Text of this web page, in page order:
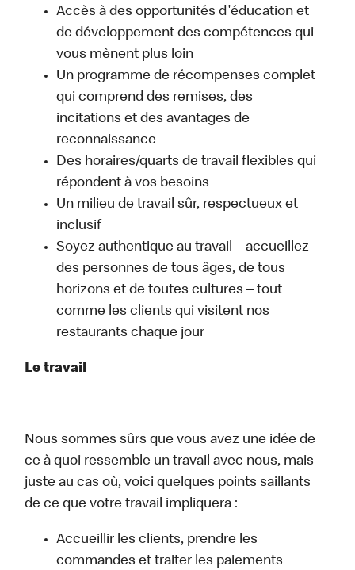
Accès à des opportunités d'éducation et
de développement des compétences qui
vous mènent plus loin
Un programme de récompenses complet
qui comprend des remises, des
incitations et des avantages de
reconnaissance
Des horaires/quarts de travail flexibles qui
répondent à vos besoins
Un milieu de travail sûr, respectueux et
inclusif
Soyez authentique au travail – accueillez
des personnes de tous âges, de tous
horizons et de toutes cultures – tout
comme les clients qui visitent nos
restaurants chaque jour
Le travail
Nous sommes sûrs que vous avez une idée de
ce à quoi ressemble un travail avec nous, mais
juste au cas où, voici quelques points saillants
de ce que votre travail impliquera :
Accueillir les clients, prendre les
commandes et traiter les paiements